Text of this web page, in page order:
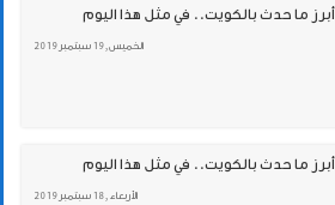
أبرز ما حدث بالكويت.. في مثل هذا اليوم
الخميس , 19 سبتمبر 2019
أبرز ما حدث بالكويت.. في مثل هذا اليوم
الأربعاء , 18 سبتمبر 2019